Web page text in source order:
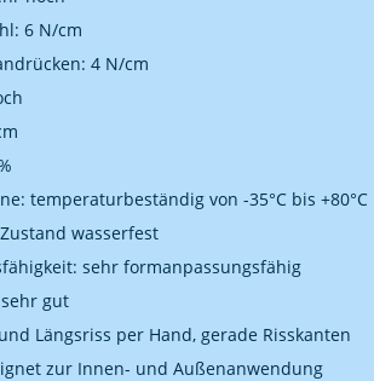
6 N/cm
4 N/cm
temperaturbeständig von -35°C bis +80°C
wasserfest
sehr formanpassungsfähig
gut
Längsriss per Hand, gerade Risskanten
zur Innen- und Außenanwendung